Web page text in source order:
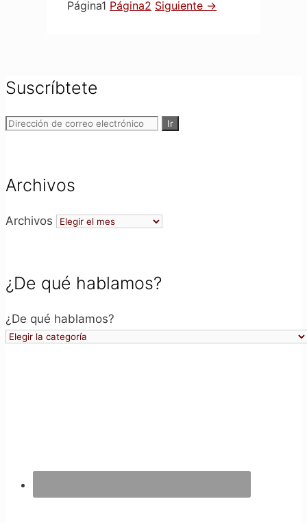
Página1 Página2 Siguiente →
Suscríbtete
Archivos
Archivos
¿De qué hablamos?
¿De qué hablamos?